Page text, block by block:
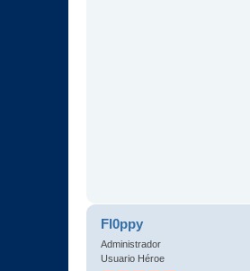
Fl0ppy
Administrador
Usuario Héroe